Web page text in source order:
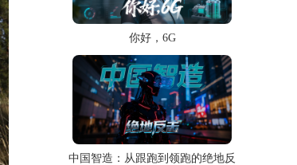
你好，6G
中国智造：从跟跑到领跑的绝地反